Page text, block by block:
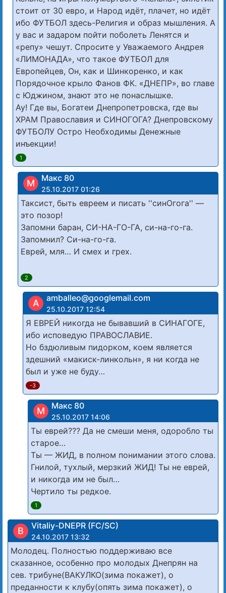
стоит от 30 евро, и Народ идёт, плачет, но идёт
ибо ФУТБОЛ здесь-Религия и образ мышления. А
у вас и задаром пойти поболеть Ленятся и
«репу» чешут. Спросите у Уважаемого Андрея
«ЛИМОНАДА», что такое ФУТБОЛ для
Европейцев, Он, как и Шинкоренко, и как
Порядочное крыло Фанов ФК. «ДНЕПР», во главе
с Юджином, знают это не понаслышке.
Ау! Где вы, Богатеи Днепропетровска, где вы
ХРАМ Православия и СИНОГОГА? Днепровскому
ФУТБОЛУ Остро Необходимы Денежные
инъекции!
1
М Макс 80
25.10.2017 01:26
Таксист, быть евреем и писать ''синОгога'' —
это позор!
Запомни баран, СИ-НА-ГО-ГА, си-на-го-га.
Запомнил? Си-на-го-га.
Еврей, мля… И смех и грех.
2
A amballeo@googlemail.com
25.10.2017 12:54
Я ЕВРЕЙ никогда не бывавший в СИНАГОГЕ,
ибо исповедую ПРАВОСЛАВИЕ.
Но бздюливым пидорком, коем является
здешний «макиск-линкольн», я ни когда не
был и уже не буду…
-3
М Макс 80
25.10.2017 14:06
Ты еврей??? Да не смеши меня, одоробло ты
старое…
Ты — ЖИД, в полном понимании этого слова.
Гнилой, тухлый, мерзкий ЖИД! Ты не еврей,
и никогда им не был…
Чертило ты редкое.
1
В Vitaliy-DNEPR (FC/SC)
24.10.2017 13:32
Молодец. Полностью поддерживаю все
сказанное, особенно про молодых Днепрян на
сев. трибуне(ВАКУЛКО(зима покажет), о
преданности к клубу(опять зима покажет), о